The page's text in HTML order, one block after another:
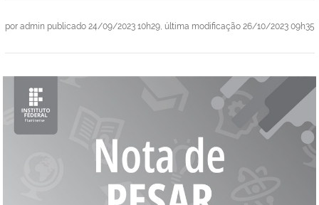
por admin publicado24/09/2023 10h29, última modificação26/10/2023 09h35